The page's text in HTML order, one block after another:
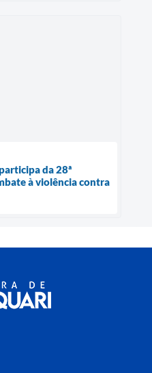
da 28ª
à violência contra